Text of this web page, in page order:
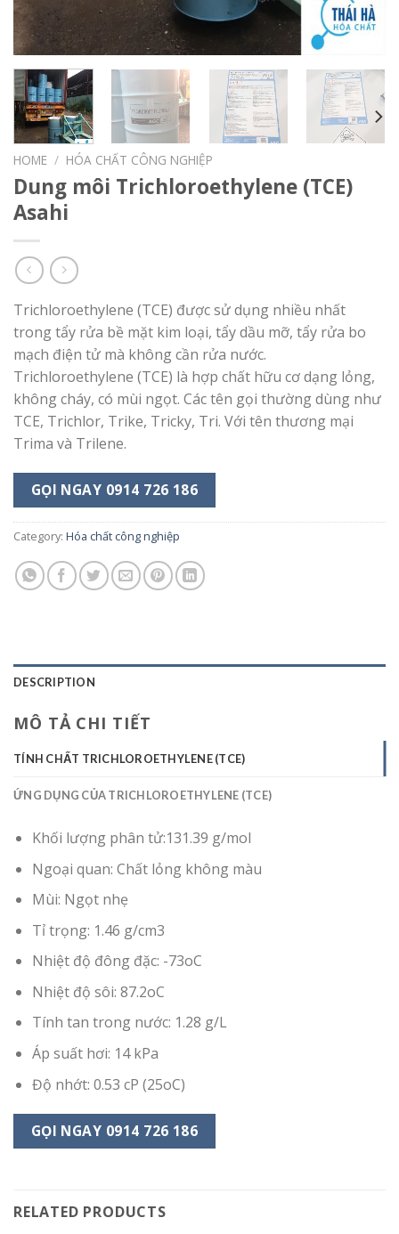
HOME / HÓA CHẤT CÔNG NGHIỆP
Dung môi Trichloroethylene (TCE)
Asahi
Trichloroethylene (TCE) được sử dụng nhiều nhất
trong tẩy rửa bề mặt kim loại, tẩy dầu mỡ, tẩy rửa bo
mạch điện tử mà không cần rửa nước.
Trichloroethylene (TCE) là hợp chất hữu cơ dạng lỏng,
không cháy, có mùi ngọt. Các tên gọi thường dùng như
TCE, Trichlor, Trike, Tricky, Tri. Với tên thương mại
Trima và Trilene.
GỌI NGAY 0914 726 186
Category: Hóa chất công nghiệp
DESCRIPTION
MÔ TẢ CHI TIẾT
TÍNH CHẤT TRICHLOROETHYLENE (TCE)
ỨNG DỤNG CỦA TRICHLOROETHYLENE (TCE)
Khối lượng phân tử:131.39 g/mol
Ngoại quan: Chất lỏng không màu
Mùi: Ngọt nhẹ
Tỉ trọng: 1.46 g/cm3
Nhiệt độ đông đặc: -73oC
Nhiệt độ sôi: 87.2oC
Tính tan trong nước: 1.28 g/L
Áp suất hơi: 14 kPa
Độ nhớt: 0.53 cP (25oC)
GỌI NGAY 0914 726 186
RELATED PRODUCTS